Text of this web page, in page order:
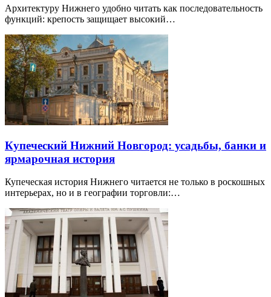
Архитектуру Нижнего удобно читать как последовательность
функций: крепость защищает высокий…
Купеческий Нижний Новгород: усадьбы, банки и
ярмарочная история
Купеческая история Нижнего читается не только в роскошных
интерьерах, но и в географии торговли:…